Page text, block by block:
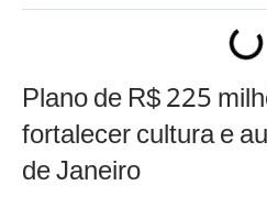
Plano de R$ 225
fortalecer cultura e
de Janeiro